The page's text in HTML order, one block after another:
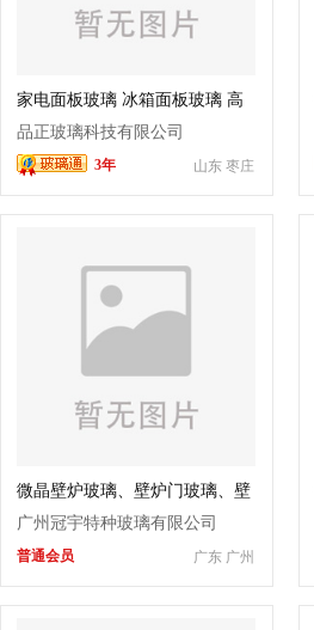
家电面板玻璃 冰箱面板玻璃 高
温彩釉岩板玻璃
品正玻璃科技有限公司
山东 枣庄
3年
微晶壁炉玻璃、壁炉门玻璃、壁
炉玻璃定制
广州冠宇特种玻璃有限公司
广东 广州
普通会员